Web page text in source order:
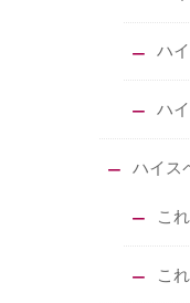
ハ
ハ
ハイス
こ
こ